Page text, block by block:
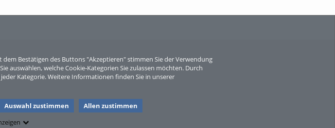
Bestätigen des Buttons "Akzeptieren" stimmen Sie der Verwendung
auswählen, welche Cookie-Kategorien Sie zulassen möchten. Durch
Kategorie. Weitere Informationen finden Sie in unserer
Auswahl zustimmen
Allen zustimmen
Sperber